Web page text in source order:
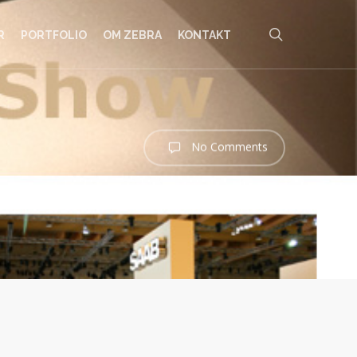
PORTFOLIO OM ZEBRA KONTAKT
No Comments